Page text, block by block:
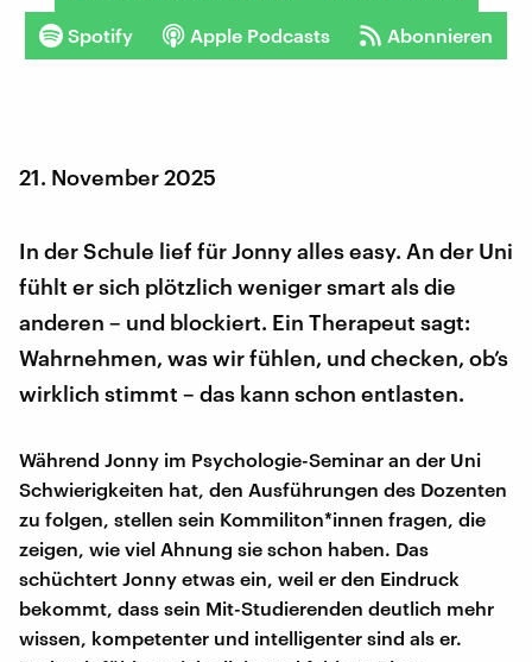
Spotify Apple Podcasts Abonnieren
21. November 2025
In der Schule lief für Jonny alles easy. An der Uni
fühlt er sich plötzlich weniger smart als die
anderen – und blockiert. Ein Therapeut sagt:
Wahrnehmen, was wir fühlen, und checken, ob’s
wirklich stimmt – das kann schon entlasten.
Während Jonny im Psychologie-Seminar an der Uni
Schwierigkeiten hat, den Ausführungen des Dozenten
zu folgen, stellen sein Kommiliton*innen fragen, die
zeigen, wie viel Ahnung sie schon haben. Das
schüchtert Jonny etwas ein, weil er den Eindruck
bekommt, dass sein Mit-Studierenden deutlich mehr
wissen, kompetenter und intelligenter sind als er.